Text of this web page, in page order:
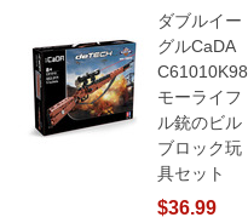
ダブルイー
グルCaDA
C61010K98
モーライフ
ル銃のビル
ブロック玩
具セット
$36.99